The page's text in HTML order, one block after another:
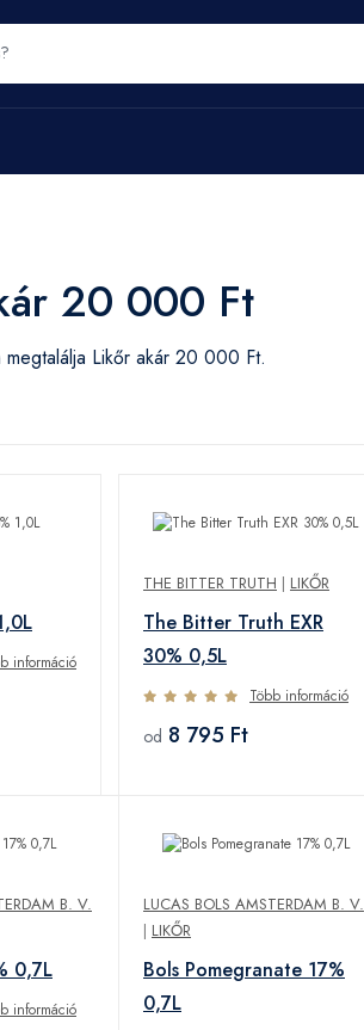
20 000 Ft
Likőr akár 20 000 Ft.
információ
THE BITTER TRUTH | LIKŐR
The Bitter Truth EXR
30% 0,5L
Több információ
od 8 795 Ft
B. V.
0,7L
információ
LUCAS BOLS AMSTERDAM B. V.
| LIKŐR
Bols Pomegranate 17%
0,7L